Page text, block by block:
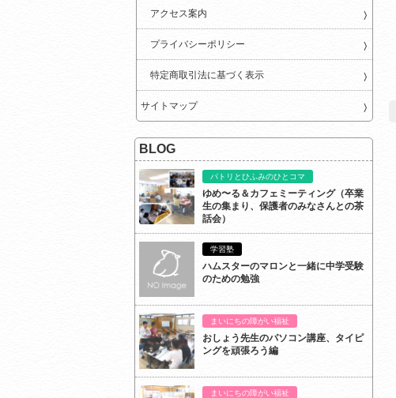
アクセス案内
プライバシーポリシー
特定商取引法に基づく表示
サイトマップ
BLOG
パトリとひふみのひとコマ
ゆめ〜る＆カフェミーティング（卒業
生の集まり、保護者のみなさんとの茶
話会）
学習塾
ハムスターのマロンと一緒に中学受験
のための勉強
まいにちの障がい福祉
おしょう先生のパソコン講座、タイピ
ングを頑張ろう編
まいにちの障がい福祉